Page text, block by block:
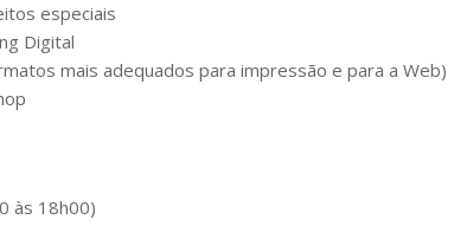
especiais
Digital
mais adequados para impressão e para a Web)
às 18h00)